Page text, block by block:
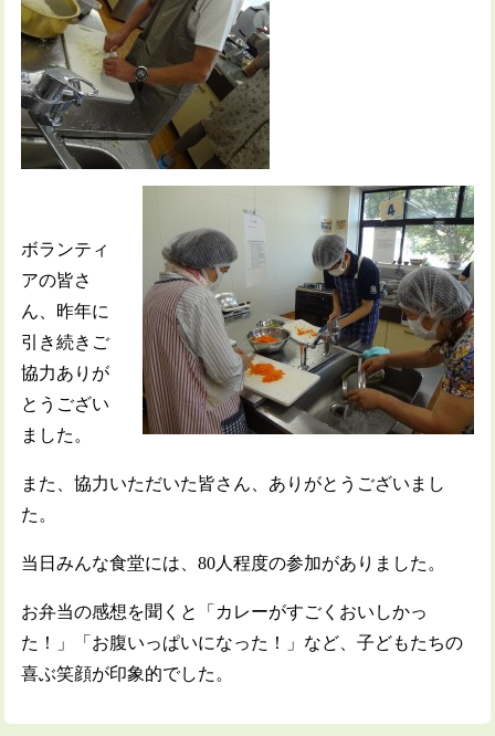
ボランティ
アの皆さ
ん、昨年に
引き続きご
協力ありが
とうござい
ました。
また、協力いただいた皆さん、ありがとうございまし
た。
当日みんな食堂には、80人程度の参加がありました。
お弁当の感想を聞くと「カレーがすごくおいしかっ
た！」「お腹いっぱいになった！」など、子どもたちの
喜ぶ笑顔が印象的でした。